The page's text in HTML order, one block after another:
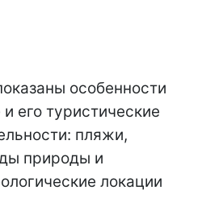
особенности
его туристические
пляжи,
природы и
локации